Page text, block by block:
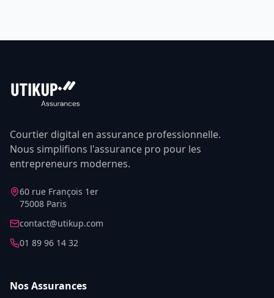
Courtier digital en assurance professionnelle.
Nous simplifions l'assurance pro pour les
entrepreneurs modernes.
60 rue François 1er
75008 Paris
contact@utikup.com
01 89 96 14 32
Nos Assurances